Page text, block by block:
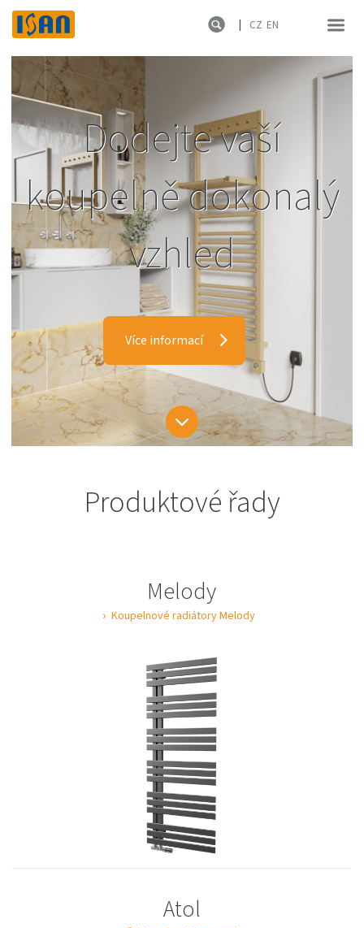
CZ EN
Dodejte vaší
koupelně
vzhled
Produktové řady
Melody
Koupelnové radiátory Melody
Atol